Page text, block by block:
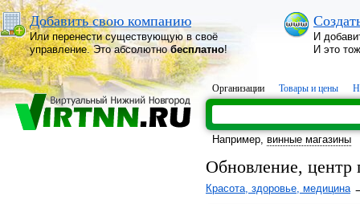
Добавить свою компанию
Или перенести существующую в своё
управление. Это абсолютнобесплатно!
И
И это
Организации Товары и цены
Например, винные магазины
Обновление,
Красота, здоровье, медицина